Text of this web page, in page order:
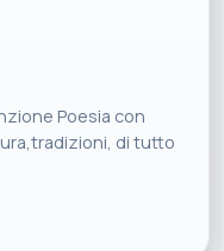
Poesia con
di tutto